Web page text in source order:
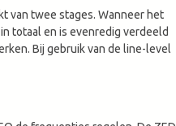
van twee stages. Wanneer het
totaal en is evenredig verdeeld
Bij gebruik van de line-level